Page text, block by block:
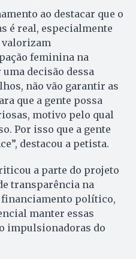
ao destacar que o
é real, especialmente
valorizam
feminina na
decisão dessa
não vão garantir as
que a gente possa
motivo pelo qual
Por isso que a gente
destacou a petista.
a parte do projeto
transparência na
financiamento político,
manter essas
impulsionadoras do